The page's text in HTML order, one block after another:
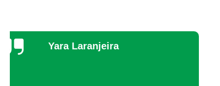
preço de cirurgia de catarata cachorro Lapa
cirurgia de catarata em cachorro Pinheiros
Thaynah Souza